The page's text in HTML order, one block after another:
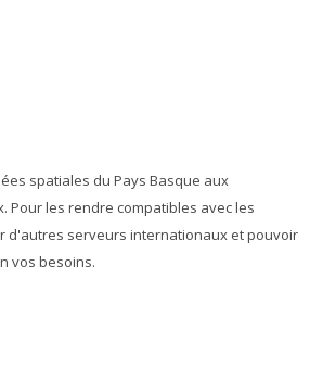
spatiales du Pays Basque aux
Pour les rendre compatibles avec les
d'autres serveurs internationaux et pouvoir
vos besoins.